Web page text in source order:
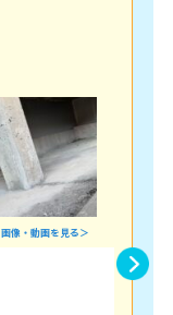
画像・動画を見る＞